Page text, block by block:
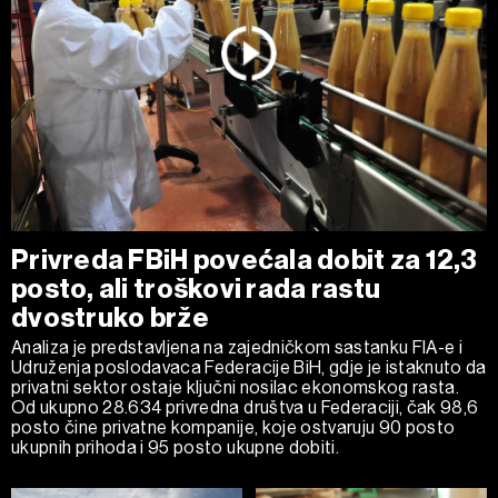
Privreda FBiH povećala dobit za 12,3
posto, ali troškovi rada rastu
dvostruko brže
Analiza je predstavljena na zajedničkom sastanku FIA-e i
Udruženja poslodavaca Federacije BiH, gdje je istaknuto da
privatni sektor ostaje ključni nosilac ekonomskog rasta.
Od ukupno 28.634 privredna društva u Federaciji, čak 98,6
posto čine privatne kompanije, koje ostvaruju 90 posto
ukupnih prihoda i 95 posto ukupne dobiti.